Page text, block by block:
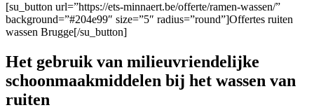
[su_button url=”https://ets-minnaert.be/offerte/ramen-wassen/”
background=”#204e99″ size=”5″ radius=”round”]Offertes ruiten
wassen Brugge[/su_button]
Het gebruik van milieuvriendelijke
schoonmaakmiddelen bij het wassen van
ruiten